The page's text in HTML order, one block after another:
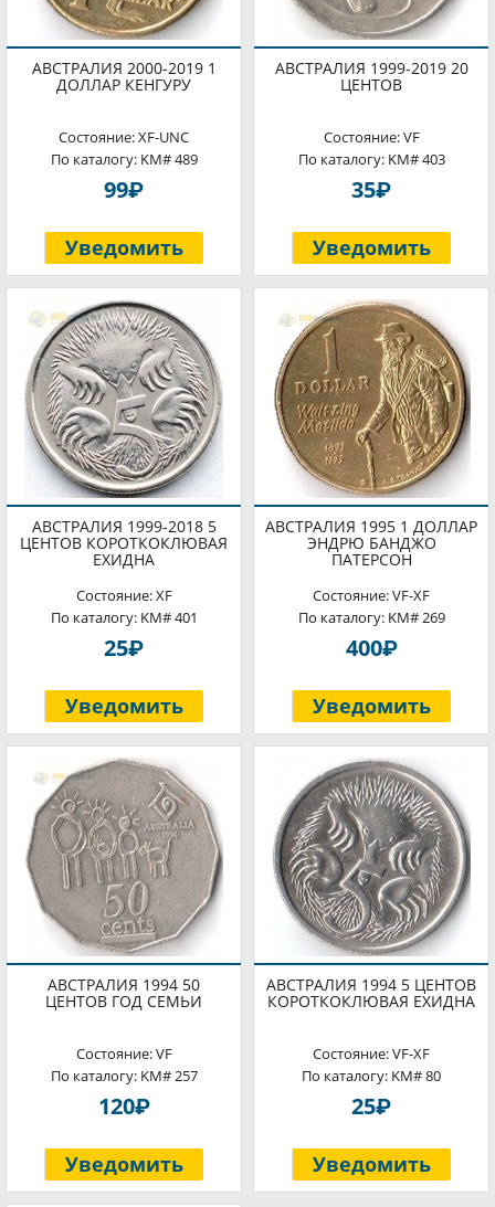
АВСТРАЛИЯ 2000-2019 1
ДОЛЛАР КЕНГУРУ
Состояние: XF-UNC
По каталогу: KM# 489
99P
Уведомить
АВСТРАЛИЯ 1999-2019 20
ЦЕНТОВ
Состояние: VF
По каталогу: KM# 403
35P
Уведомить
АВСТРАЛИЯ 1999-2018 5
ЦЕНТОВ КОРОТКОКЛЮВАЯ
ЕХИДНА
Состояние: XF
По каталогу: KM# 401
25P
Уведомить
АВСТРАЛИЯ 1995 1 ДОЛЛАР
ЭНДРЮ БАНДЖО
ПАТЕРСОН
Состояние: VF-XF
По каталогу: KM# 269
400P
Уведомить
АВСТРАЛИЯ 1994 50
ЦЕНТОВ ГОД СЕМЬИ
Состояние: VF
По каталогу: KM# 257
120P
Уведомить
АВСТРАЛИЯ 1994 5 ЦЕНТОВ
КОРОТКОКЛЮВАЯ ЕХИДНА
Состояние: VF-XF
По каталогу: KM# 80
25P
Уведомить